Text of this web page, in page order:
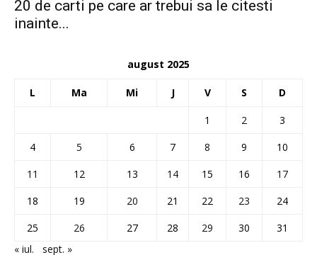
20 de carti pe care ar trebui sa le citesti
inainte...
august 2025
L Ma Mi J V S D
1 2
3
4
5 6 7 8 9
10
11
12 13 14 15 16
17
18
19 20 21 22 23
24
25
26 27 28 29 30
31
« iul.
sept. »